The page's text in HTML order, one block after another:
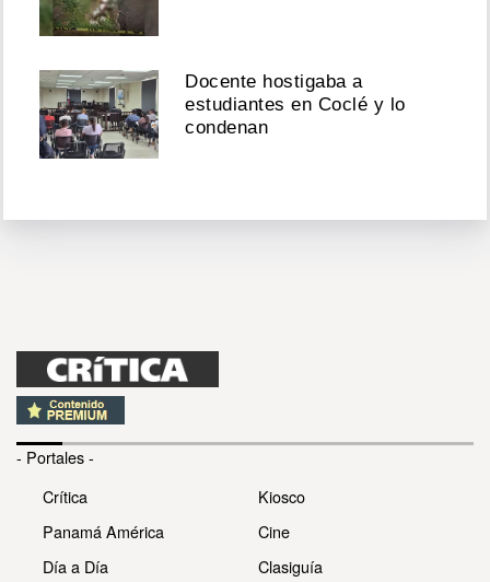
Docente hostigaba a
estudiantes en Coclé y lo
condenan
- Portales -
Crítica
Panamá América
Día a Día
Kiosco
Cine
Clasiguía